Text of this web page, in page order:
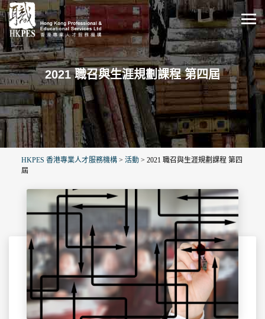
2021 職召與生涯規劃課程 第四屆
HKPES 香港專業人才服務機構 > 活動 > 2021 職召與生涯規劃課程 第四
屆